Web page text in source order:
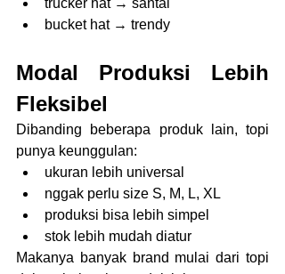
trucker hat → santai
bucket hat → trendy
Modal Produksi Lebih
Fleksibel
Dibanding beberapa produk lain, topi
punya keunggulan:
ukuran lebih universal
nggak perlu size S, M, L, XL
produksi bisa lebih simpel
stok lebih mudah diatur
Makanya banyak brand mulai dari topi